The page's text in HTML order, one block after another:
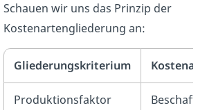
Schauen wir uns das Prinzip der
Kostenartengliederung an:
Gliederungskriterium Kostenart
Produktionsfaktor